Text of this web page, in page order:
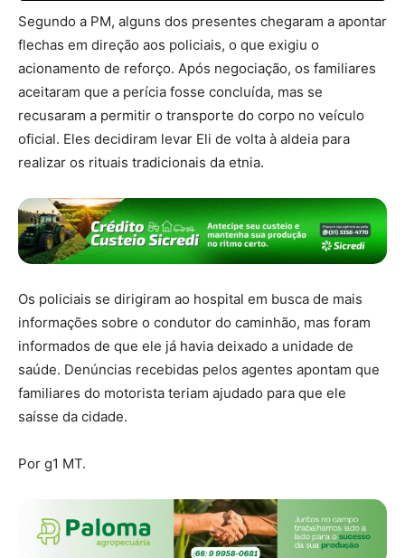
Segundo a PM, alguns dos presentes chegaram a apontar
flechas em direção aos policiais, o que exigiu o
acionamento de reforço. Após negociação, os familiares
aceitaram que a perícia fosse concluída, mas se
recusaram a permitir o transporte do corpo no veículo
oficial. Eles decidiram levar Eli de volta à aldeia para
realizar os rituais tradicionais da etnia.
Os policiais se dirigiram ao hospital em busca de mais
informações sobre o condutor do caminhão, mas foram
informados de que ele já havia deixado a unidade de
saúde. Denúncias recebidas pelos agentes apontam que
familiares do motorista teriam ajudado para que ele
saísse da cidade.
Por g1 MT.